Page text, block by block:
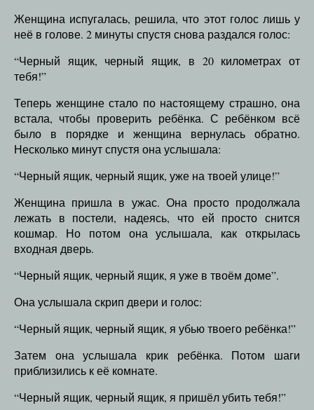
Женщина испугалась, решила, что этот голос лишь у
неё в голове. 2 минуты спустя снова раздался голос:
“Черный ящик, черный ящик, в 20 километрах от
тебя!”
Теперь женщине стало по настоящему страшно, она
встала, чтобы проверить ребёнка. С ребёнком всё
было в порядке и женщина вернулась обратно.
Несколько минут спустя она услышала:
“Черный ящик, черный ящик, уже на твоей улице!”
Женщина пришла в ужас. Она просто продолжала
лежать в постели, надеясь, что ей просто снится
кошмар. Но потом она услышала, как открылась
входная дверь.
“Черный ящик, черный ящик, я уже в твоём доме”.
Она услышала скрип двери и голос:
“Черный ящик, черный ящик, я убью твоего ребёнка!”
Затем она услышала крик ребёнка. Потом шаги
приблизились к её комнате.
“Черный ящик, черный ящик, я пришёл убить тебя!”